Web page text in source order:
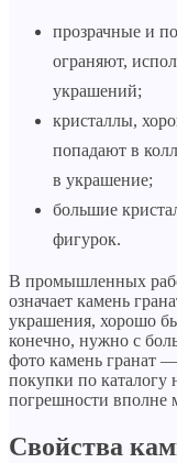
прозрачные и
ограняют,
украшений;
кристаллы,
попадают в
в украшение;
большие
фигурок.
В промышленных
означает камень
украшения, хорошо
конечно, нужно с
фото камень гранат
покупки по каталогу
погрешности вполне
Свойства